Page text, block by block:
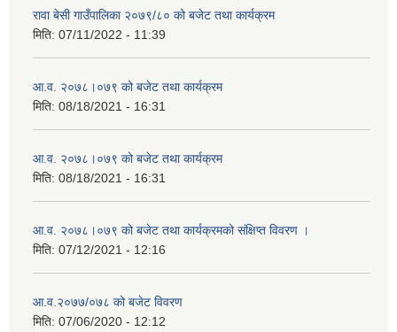
रावा बेसी गाउँपालिका २०७९/८० को बजेट तथा कार्यक्रम
मिति: 07/11/2022 - 11:39
आ.व. २०७८।०७९ को बजेट तथा कार्यक्रम
मिति: 08/18/2021 - 16:31
आ.व. २०७८।०७९ को बजेट तथा कार्यक्रम
मिति: 08/18/2021 - 16:31
आ.व. २०७८।०७९ को बजेट तथा कार्यक्रमको संक्षिप्त विवरण ।
मिति: 07/12/2021 - 12:16
आ.व.२०७७/०७८ को बजेट विवरण
मिति: 07/06/2020 - 12:12